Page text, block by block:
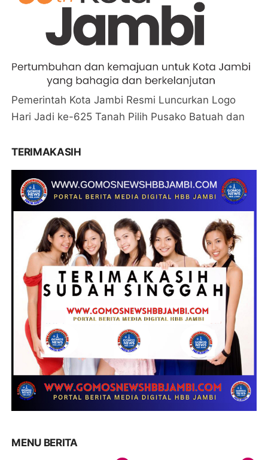
Pemerintah Kota Jambi Resmi Luncurkan Logo
Hari Jadi ke-625 Tanah Pilih Pusako Batuah dan
TERIMAKASIH
MENU BERITA